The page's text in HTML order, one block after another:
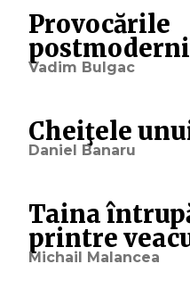
Provocările
Vadim Bulgac
Cheiţele
Daniel Banaru
Taina
printre
Michail Malancea